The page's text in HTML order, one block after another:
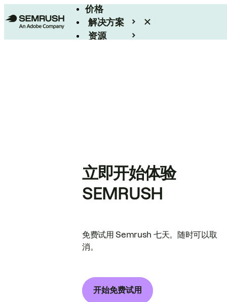
价格
解决方案
资源
立即开始体验
SEMRUSH
免费试用 Semrush 七天。随时可以取
消。
开始免费试用